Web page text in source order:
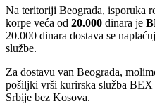
Na teritoriji Beograda, isporuka
korpe veća od 20.000 dinara je
20.000 dinara dostava se
službe.
Za dostavu van Beograda,
pošiljki vrši kurirska služba BEX
Srbije bez Kosova.